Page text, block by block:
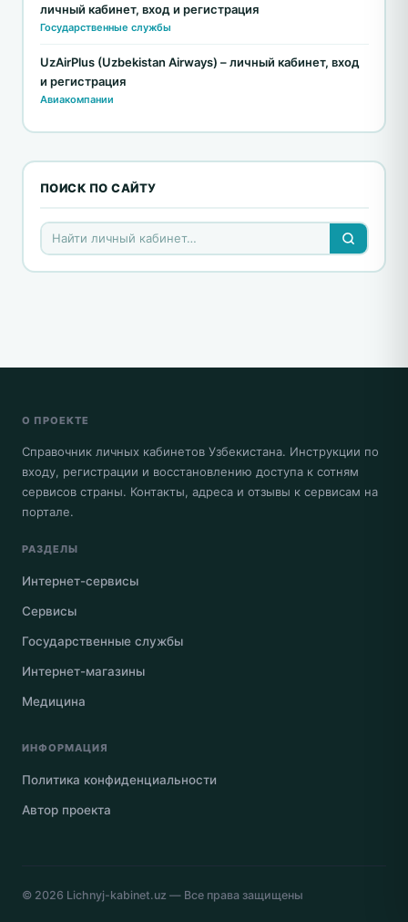
личный кабинет, вход и регистрация
Государственные службы
UzAirPlus (Uzbekistan Airways) – личный кабинет, вход
и регистрация
Авиакомпании
ПОИСК ПО САЙТУ
О ПРОЕКТЕ
Справочник личных кабинетов Узбекистана. Инструкции по
входу, регистрации и восстановлению доступа к сотням
сервисов страны. Контакты, адреса и отзывы к сервисам на
портале.
РАЗДЕЛЫ
Интернет-сервисы
Сервисы
Государственные службы
Интернет-магазины
Медицина
ИНФОРМАЦИЯ
Политика конфиденциальности
Автор проекта
© 2026 Lichnyj-kabinet.uz — Все права защищены